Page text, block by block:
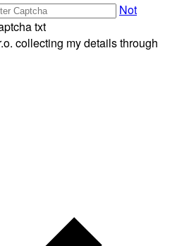
Not
collecting my details through